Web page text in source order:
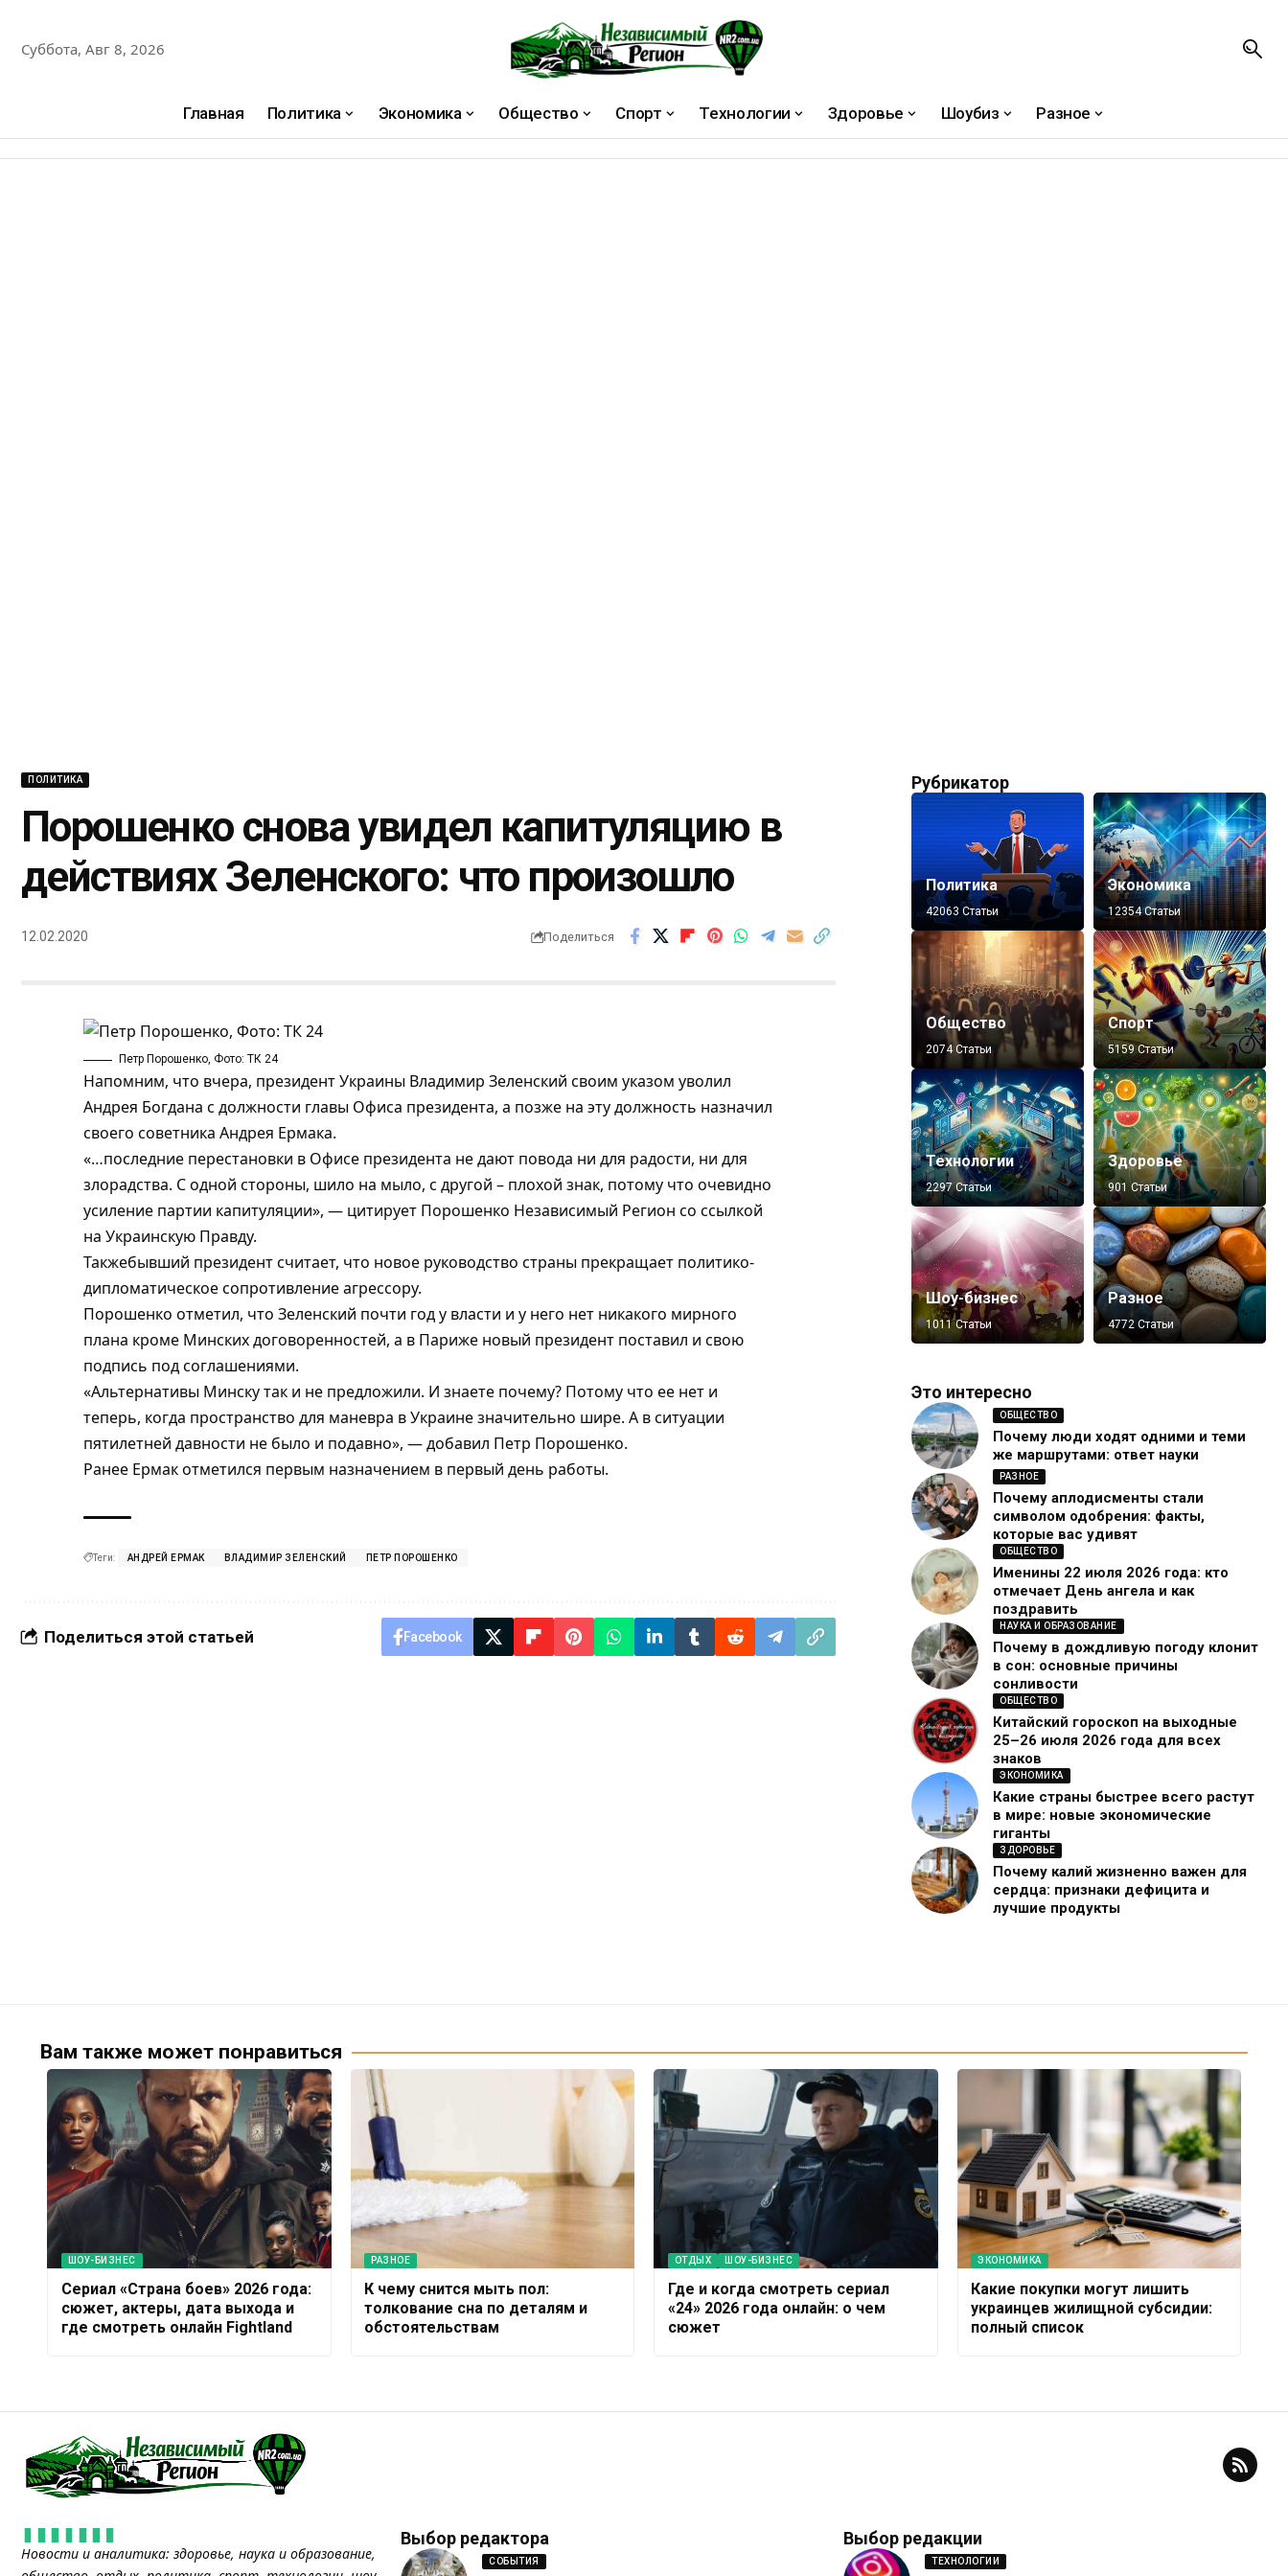
Суббота, Авг 8, 2026
Главная Политика Экономика Общество Спорт Технологии Здоровье Шоубиз Разное
ПОЛИТИКА
Порошенко снова увидел капитуляцию в
действиях Зеленского: что произошло
12.02.2020 Поделиться
Петр Порошенко, Фото: ТК 24
Напомним, что вчера, президент Украины Владимир Зеленский своим указом уволил
Андрея Богдана с должности главы Офиса президента, а позже на эту должность назначил
своего советника Андрея Ермака.
«…последние перестановки в Офисе президента не дают повода ни для радости, ни для
злорадства. С одной стороны, шило на мыло, с другой – плохой знак, потому что очевидно
усиление партии капитуляции», — цитирует Порошенко Независимый Регион со ссылкой
на Украинскую Правду.
Такжебывший президент считает, что новое руководство страны прекращает политико-
дипломатическое сопротивление агрессору.
Порошенко отметил, что Зеленский почти год у власти и у него нет никакого мирного
плана кроме Минских договоренностей, а в Париже новый президент поставил и свою
подпись под соглашениями.
«Альтернативы Минску так и не предложили. И знаете почему? Потому что ее нет и
теперь, когда пространство для маневра в Украине значительно шире. А в ситуации
пятилетней давности не было и подавно», — добавил Петр Порошенко.
Ранее Ермак отметился первым назначением в первый день работы.
Теги: АНДРЕЙ ЕРМАК ВЛАДИМИР ЗЕЛЕНСКИЙ ПЕТР ПОРОШЕНКО
Поделиться этой статьей Facebook
Рубрикатор
Политика
42063 Статьи
Экономика
12354 Статьи
Общество
2074 Статьи
Спорт
5159 Статьи
Технологии
2297 Статьи
Здоровье
901 Статьи
Шоу-бизнес
1011 Статьи
Разное
4772 Статьи
Это интересно
ОБЩЕСТВО
Почему люди ходят одними и теми
же маршрутами: ответ науки
РАЗНОЕ
Почему аплодисменты стали
символом одобрения: факты,
которые вас удивят
ОБЩЕСТВО
Именины 22 июля 2026 года: кто
отмечает День ангела и как
поздравить
НАУКА И ОБРАЗОВАНИЕ
Почему в дождливую погоду клонит
в сон: основные причины
сонливости
ОБЩЕСТВО
Китайский гороскоп на выходные
25–26 июля 2026 года для всех
знаков
ЭКОНОМИКА
Какие страны быстрее всего растут
в мире: новые экономические
гиганты
ЗДОРОВЬЕ
Почему калий жизненно важен для
сердца: признаки дефицита и
лучшие продукты
Вам также может понравиться
ШОУ-БИЗНЕС
Сериал «Страна боев» 2026 года:
сюжет, актеры, дата выхода и
где смотреть онлайн Fightland
РАЗНОЕ
К чему снится мыть пол:
толкование сна по деталям и
обстоятельствам
ОТДЫХ ШОУ-БИЗНЕС
Где и когда смотреть сериал
«24» 2026 года онлайн: о чем
сюжет
ЭКОНОМИКА
Какие покупки могут лишить
украинцев жилищной субсидии:
полный список
Новости и аналитика: здоровье, наука и образование,
Выбор редактора
СОБЫТИЯ
Выбор редакции
ТЕХНОЛОГИИ